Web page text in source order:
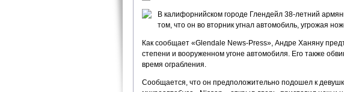
В калифорнийском городе Глендейл 38-летний
том, что он во вторник угнал автомобиль, угрожая
Как сообщает «Glendale News-Press», Андре Ханяну
степени и вооруженном угоне автомобиля. Его также
время ограбления.
Сообщается, что он предположительно подошел к